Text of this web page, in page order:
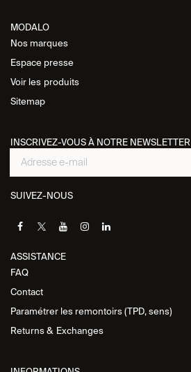
MODALO
Nos marques
Espace presse
Voir les produits
Sitemap
INSCRIVEZ-VOUS À NOTRE NEWSLETTER
SUIVEZ-NOUS
ASSISTANCE​
FAQ
Contact
Paramétrer les remontoirs (TPD, sens)
Returns & Exchanges